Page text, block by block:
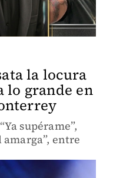
la locura
lo grande en
supérame”,
amarga”, entre